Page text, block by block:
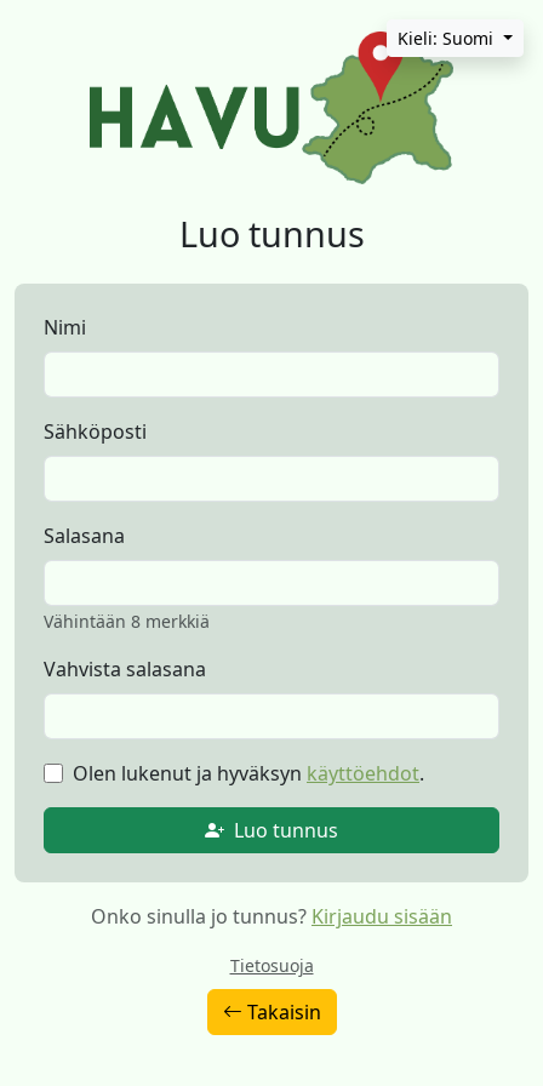
Kieli: Suomi
Luo tunnus
Nimi
Sähköposti
Salasana
Vähintään 8 merkkiä
Vahvista salasana
Olen lukenut ja hyväksyn käyttöehdot.
Luo tunnus
Onko sinulla jo tunnus? Kirjaudu sisään
Tietosuoja
Takaisin